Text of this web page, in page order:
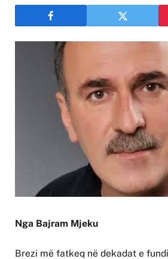
Nga Bajram Mjeku
Brezi më fatkeq në dekadat e